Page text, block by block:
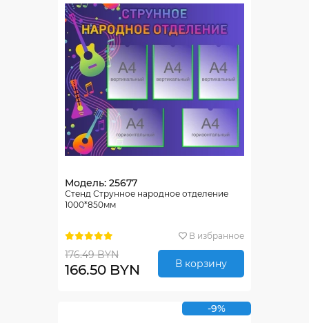
Модель: 25677
Стенд Струнное народное отделение
1000*850мм
В избранное
176.49 BYN
166.50 BYN В корзину
-9%